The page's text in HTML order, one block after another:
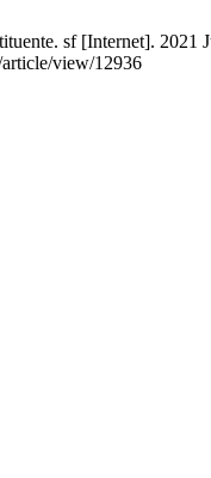
sf [Internet].
view/12936